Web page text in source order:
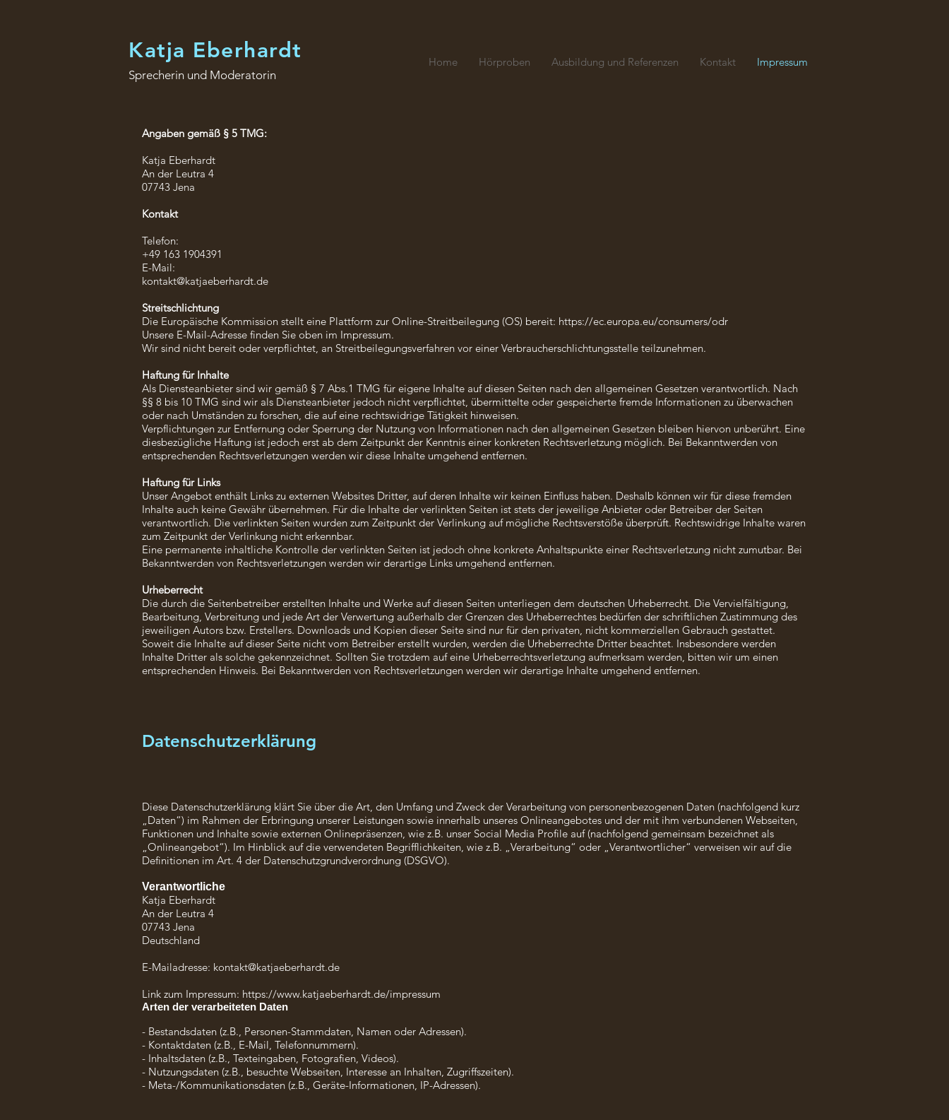
Katja Eberhardt
Sprecherin und Moderatorin
Home Hörproben Ausbildung und Referenzen Kontakt Impressum
Angaben gemäß § 5 TMG:
Katja Eberhardt
An der Leutra 4
07743 Jena
Kontakt
Telefon:
+49 163 1904391
E-Mail:
kontakt@katjaeberhardt.de
Streitschlichtung
Die Europäische Kommission stellt eine Plattform zur Online-Streitbeilegung (OS) bereit: https://ec.europa.eu/consumers/odr
Unsere E-Mail-Adresse finden Sie oben im Impressum.
Wir sind nicht bereit oder verpflichtet, an Streitbeilegungsverfahren vor einer Verbraucherschlichtungsstelle teilzunehmen.
Haftung für Inhalte
Als Diensteanbieter sind wir gemäß § 7 Abs.1 TMG für eigene Inhalte auf diesen Seiten nach den allgemeinen Gesetzen verantwortlich. Nach
§§ 8 bis 10 TMG sind wir als Diensteanbieter jedoch nicht verpflichtet, übermittelte oder gespeicherte fremde Informationen zu überwachen
oder nach Umständen zu forschen, die auf eine rechtswidrige Tätigkeit hinweisen.
Verpflichtungen zur Entfernung oder Sperrung der Nutzung von Informationen nach den allgemeinen Gesetzen bleiben hiervon unberührt. Eine
diesbezügliche Haftung ist jedoch erst ab dem Zeitpunkt der Kenntnis einer konkreten Rechtsverletzung möglich. Bei Bekanntwerden von
entsprechenden Rechtsverletzungen werden wir diese Inhalte umgehend entfernen.
Haftung für Links
Unser Angebot enthält Links zu externen Websites Dritter, auf deren Inhalte wir keinen Einfluss haben. Deshalb können wir für diese fremden
Inhalte auch keine Gewähr übernehmen. Für die Inhalte der verlinkten Seiten ist stets der jeweilige Anbieter oder Betreiber der Seiten
verantwortlich. Die verlinkten Seiten wurden zum Zeitpunkt der Verlinkung auf mögliche Rechtsverstöße überprüft. Rechtswidrige Inhalte waren
zum Zeitpunkt der Verlinkung nicht erkennbar.
Eine permanente inhaltliche Kontrolle der verlinkten Seiten ist jedoch ohne konkrete Anhaltspunkte einer Rechtsverletzung nicht zumutbar. Bei
Bekanntwerden von Rechtsverletzungen werden wir derartige Links umgehend entfernen.
Urheberrecht
Die durch die Seitenbetreiber erstellten Inhalte und Werke auf diesen Seiten unterliegen dem deutschen Urheberrecht. Die Vervielfältigung,
Bearbeitung, Verbreitung und jede Art der Verwertung außerhalb der Grenzen des Urheberrechtes bedürfen der schriftlichen Zustimmung des
jeweiligen Autors bzw. Erstellers. Downloads und Kopien dieser Seite sind nur für den privaten, nicht kommerziellen Gebrauch gestattet.
Soweit die Inhalte auf dieser Seite nicht vom Betreiber erstellt wurden, werden die Urheberrechte Dritter beachtet. Insbesondere werden
Inhalte Dritter als solche gekennzeichnet. Sollten Sie trotzdem auf eine Urheberrechtsverletzung aufmerksam werden, bitten wir um einen
entsprechenden Hinweis. Bei Bekanntwerden von Rechtsverletzungen werden wir derartige Inhalte umgehend entfernen.
Datenschutzerklärung
Diese Datenschutzerklärung klärt Sie über die Art, den Umfang und Zweck der Verarbeitung von personenbezogenen Daten (nachfolgend kurz
„Daten“) im Rahmen der Erbringung unserer Leistungen sowie innerhalb unseres Onlineangebotes und der mit ihm verbundenen Webseiten,
Funktionen und Inhalte sowie externen Onlinepräsenzen, wie z.B. unser Social Media Profile auf (nachfolgend gemeinsam bezeichnet als
„Onlineangebot“). Im Hinblick auf die verwendeten Begrifflichkeiten, wie z.B. „Verarbeitung“ oder „Verantwortlicher“ verweisen wir auf die
Definitionen im Art. 4 der Datenschutzgrundverordnung (DSGVO).
Verantwortliche
Katja Eberhardt
An der Leutra 4
07743 Jena
Deutschland
E-Mailadresse: kontakt@katjaeberhardt.de
Link zum Impressum: https://www.katjaeberhardt.de/impressum
Arten der verarbeiteten Daten
- Bestandsdaten (z.B., Personen-Stammdaten, Namen oder Adressen).
- Kontaktdaten (z.B., E-Mail, Telefonnummern).
- Inhaltsdaten (z.B., Texteingaben, Fotografien, Videos).
- Nutzungsdaten (z.B., besuchte Webseiten, Interesse an Inhalten, Zugriffszeiten).
- Meta-/Kommunikationsdaten (z.B., Geräte-Informationen, IP-Adressen).